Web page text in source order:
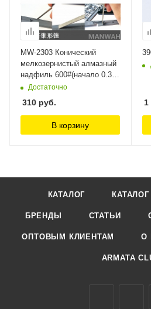
MW-2303 Конический
мелкозернистый алмазный
надфиль 600#(начало 0.3
Ширина 2mm) ManWah
Достаточно
310 руб.
В корзину
1
КАТАЛОГ
БРЕНДЫ СТАТЬИ
ОПТОВЫМ КЛИЕНТАМ О
ARMATA